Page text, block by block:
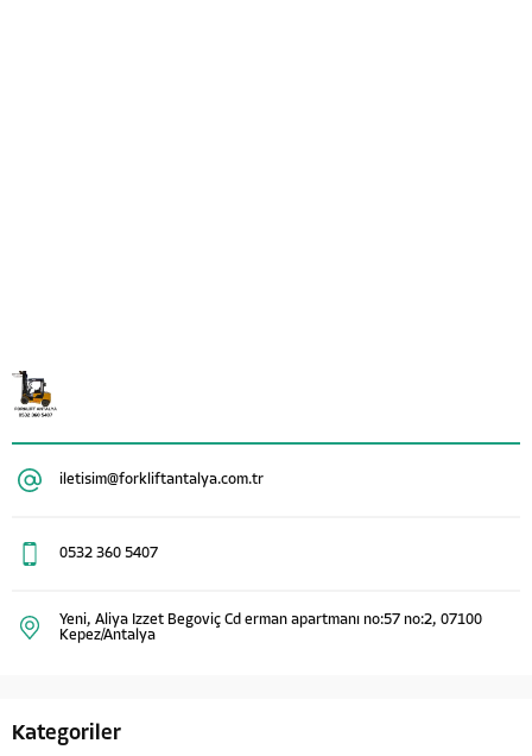
iletisim@forkliftantalya.com.tr
0532 360 5407
Yeni, Aliya Izzet Begoviç Cd erman apartmanı no:57 no:2, 07100
Kepez/Antalya
Kategoriler